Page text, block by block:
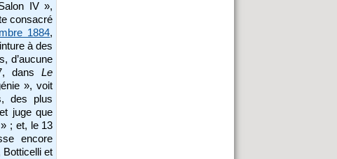
IV »,
consacré
1884,
à des
d’aucune
dansLe
», voit
des plus
juge que
; et, le 13
encore
Botticelli et